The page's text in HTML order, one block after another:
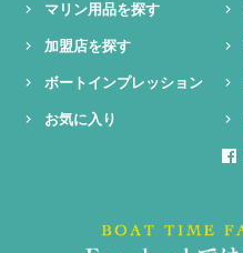
マリン用品を探す
加盟店を探す
ボートインプレッション
お気に入り